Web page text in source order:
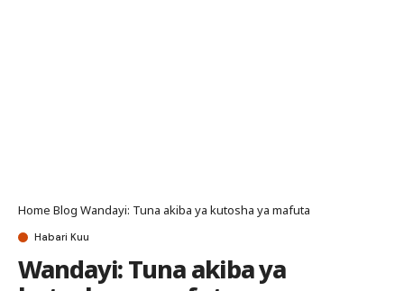
Home Blog Wandayi: Tuna akiba ya kutosha ya mafuta
Habari Kuu
Wandayi: Tuna akiba ya